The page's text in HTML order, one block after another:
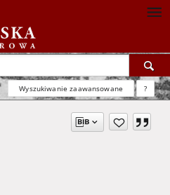
Wyszukiwanie zaawansowane ?